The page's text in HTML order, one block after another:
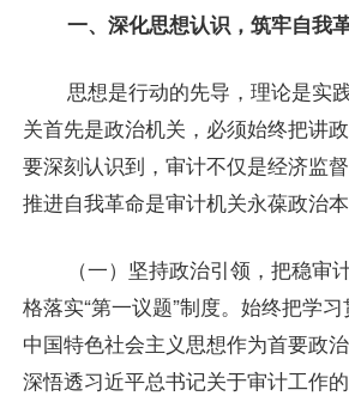
一、深化思想认识，筑牢自我
思想是行动的先导，理论是实
关首先是政治机关，必须始终把讲
要深刻认识到，审计不仅是经济监
推进自我革命是审计机关永葆政治本
（一）坚持政治引领，把稳审
格落实“第一议题”制度。始终把学
中国特色社会主义思想作为首要政
深悟透习近平总书记关于审计工作